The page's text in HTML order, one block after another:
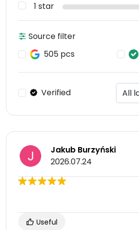
1 star
Source filter
505 pcs
Verified
Jakub Burzyński
2026.07.24
Useful